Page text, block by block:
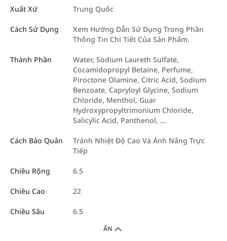
Xuất Xứ
Trung Quốc
Cách Sử Dụng
Xem Hướng Dẫn Sử Dụng Trong Phần
Thông Tin Chi Tiết Của Sản Phẩm.
Thành Phần
Water, Sodium Laureth Sulfate,
Cocamidopropyl Betaine, Perfume,
Piroctone Olamine, Citric Acid, Sodium
Benzoate, Capryloyl Glycine, Sodium
Chloride, Menthol, Guar
Hydroxypropyltrimonium Chloride,
Salicylic Acid, Panthenol, …
Cách Bảo Quản
Tránh Nhiệt Độ Cao Và Ánh Nắng Trực
Tiếp
Chiều Rộng 6.5
Chiều Cao 22
Chiều Sâu 6.5
ẨN